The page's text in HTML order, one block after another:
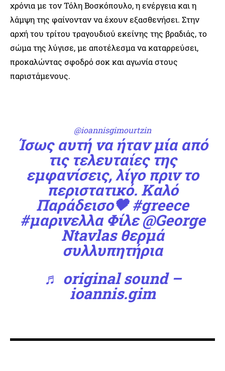
χρόνια με τον Τόλη Βοσκόπουλο, η ενέργεια και η
λάμψη της φαίνονταν να έχουν εξασθενήσει. Στην
αρχή του τρίτου τραγουδιού εκείνης της βραδιάς, το
σώμα της λύγισε, με αποτέλεσμα να καταρρεύσει,
προκαλώντας σφοδρό σοκ και αγωνία στους
παριστάμενους.
@ioannisgimourtzin
Ίσως αυτή να ήταν μία από
τις τελευταίες της
εμφανίσεις, λίγο πριν το
περιστατικό. Καλό
Παράδεισο🖤#greece
#μαρινελλαΦίλε @George
Ntavlas θερμά
συλλυπητήρια
♬ original sound –
ioannis.gim